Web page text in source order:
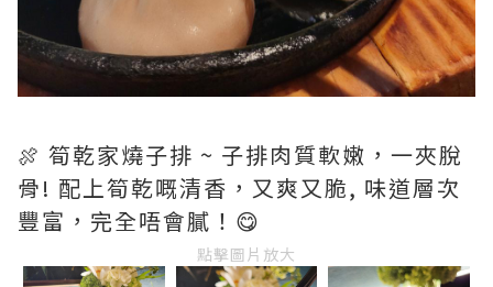
🍖 筍乾家燒子排 ~ 子排肉質軟嫩，一夾脫
骨! 配上筍乾嘅清香，又爽又脆, 味道層次
豐富，完全唔會膩！😋
點擊圖片放大